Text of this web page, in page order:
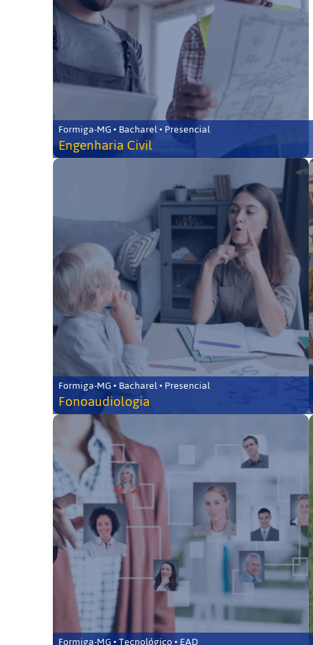
Formiga-MG • Bacharel • Presencial
Engenharia Civil
Formiga-MG • Bacharel • Presencial
Fonoaudiologia